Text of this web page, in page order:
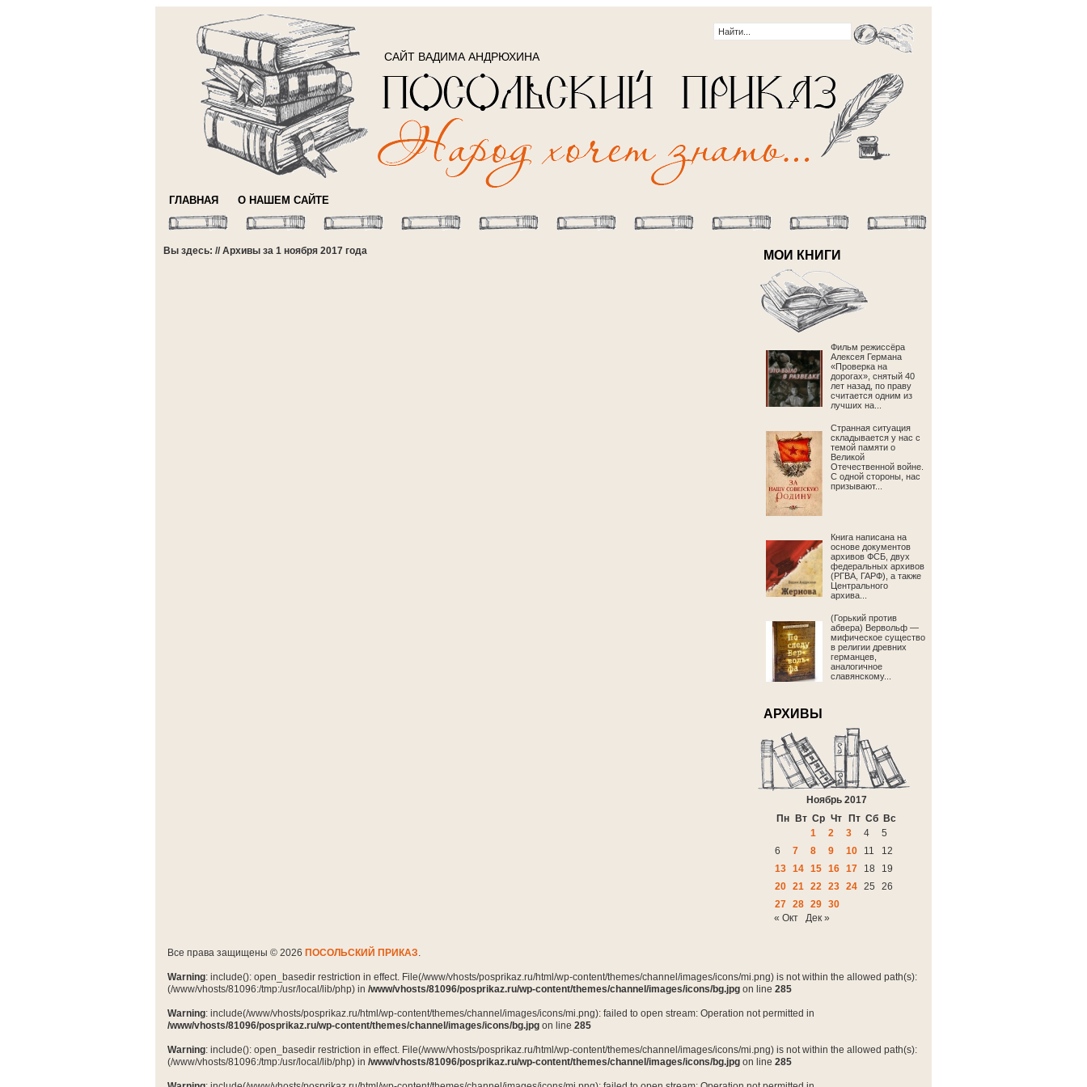
САЙТ ВАДИМА АНДРЮХИНА
ГЛАВНАЯ О НАШЕМ САЙТЕ
Вы здесь: // Архивы за 1 ноября 2017 года МОИ КНИГИ
Фильм режиссёра
Алексея Германа
«Проверка на
дорогах», снятый 40
лет назад, по праву
считается одним из
лучших на...
Странная ситуация
складывается у нас с
темой памяти о
Великой
Отечественной войне.
С одной стороны, нас
призывают...
Книга написана на
основе документов
архивов ФСБ, двух
федеральных архивов
(РГВА, ГАРФ), а также
Центрального
архива...
(Горький против
абвера) Вервольф —
мифическое существо
в религии древних
германцев,
аналогичное
славянскому...
АРХИВЫ
Ноябрь 2017
Пн
Вт Ср Чт Пт Сб Вс
1
2 3 4
5
6
7 8 9 10 11
12
13 14 15 16 17 18
19
20 21 22 23 24 25
26
27 28 29 30
« Окт
Дек »
Все права защищены © 2026 ПОСОЛЬСКИЙ ПРИКАЗ.
Warning: include(): open_basedir restriction in effect. File(/www/vhosts/posprikaz.ru/html/wp-content/themes/channel/images/icons/mi.png) is not within the allowed path(s):
(/www/vhosts/81096:/tmp:/usr/local/lib/php) in /www/vhosts/81096/posprikaz.ru/wp-content/themes/channel/images/icons/bg.jpg on line 285
Warning: include(/www/vhosts/posprikaz.ru/html/wp-content/themes/channel/images/icons/mi.png): failed to open stream: Operation not permitted in
/www/vhosts/81096/posprikaz.ru/wp-content/themes/channel/images/icons/bg.jpg on line 285
Warning: include(): open_basedir restriction in effect. File(/www/vhosts/posprikaz.ru/html/wp-content/themes/channel/images/icons/mi.png) is not within the allowed path(s):
(/www/vhosts/81096:/tmp:/usr/local/lib/php) in /www/vhosts/81096/posprikaz.ru/wp-content/themes/channel/images/icons/bg.jpg on line 285